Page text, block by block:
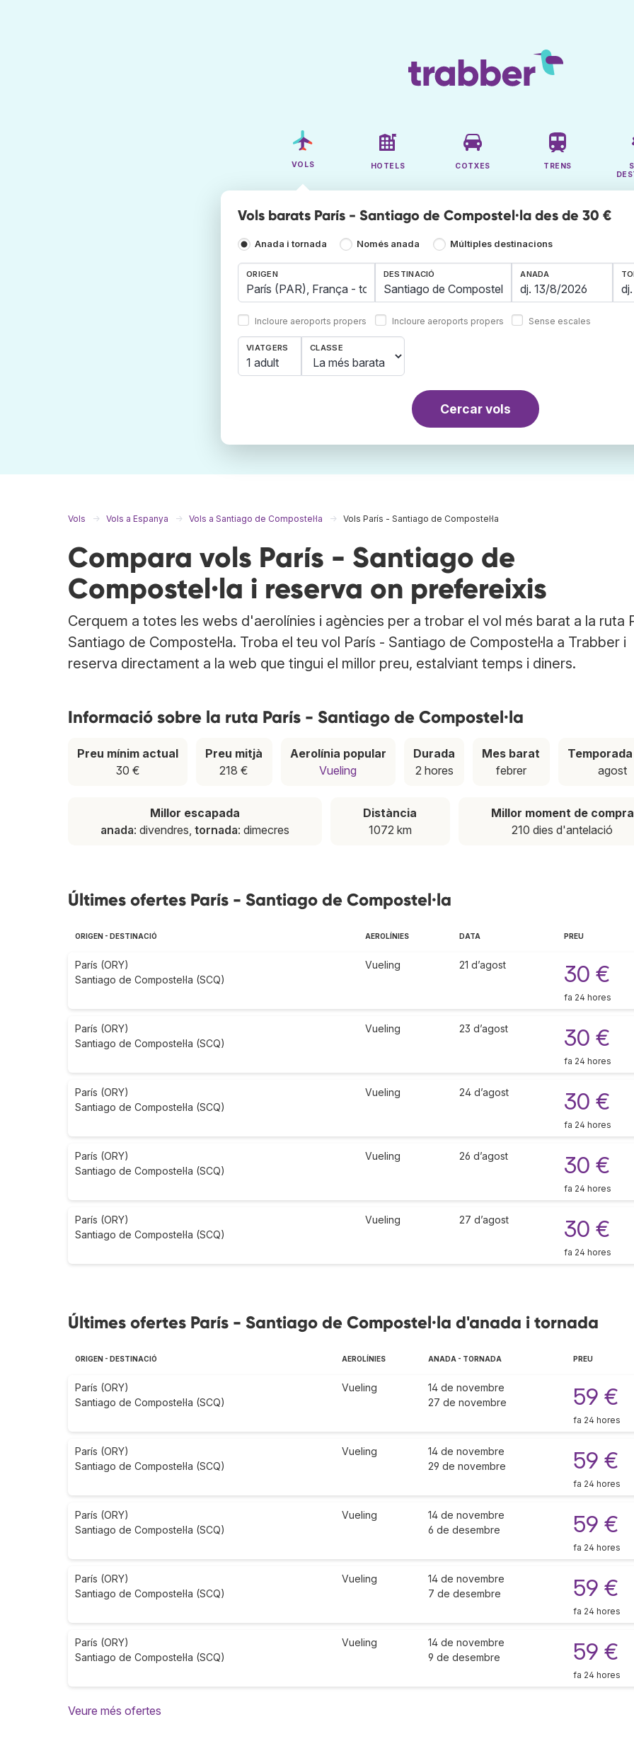
VOLS HOTELS COTXES TRENS
Vols barats París - Santiago de Compostel·la des de 30 €
Anada i tornada Només anada Múltiples destinacions
ORIGEN
Incloure aeroports propers
DESTINACIÓ
Incloure aeroports propers
ANADA
Sense escales
VIATGERS
1 adult
CLASSE
Cercar vols
Vols Vols a Espanya Vols a Santiago de Compostel·la Vols París - Santiago de Compostel·la
Compara vols París - Santiago de
Compostel·la i reserva on prefereixis
Cerquem a totes les webs d'aerolínies i agències per a trobar el vol més barat a la ruta
Santiago de Compostel·la. Troba el teu vol París - Santiago de Compostel·la a Trabber i
reserva directament a la web que tingui el millor preu, estalviant temps i diners.
Informació sobre la ruta París - Santiago de Compostel·la
Preu mínim actual
30 €
Preu mitjà
218 €
Aerolínia popular
Vueling
Durada
2 hores
Mes barat
febrer
agost
Millor escapada
anada: divendres,tornada: dimecres
Distància
1072 km
Millor moment de compra
210 dies d'antelació
Últimes ofertes París - Santiago de Compostel·la
ORIGEN - DESTINACIÓ AEROLÍNIES DATA PREU
París (ORY)
Santiago de Compostel·la (SCQ)
Vueling 21 d’agost 30 €
fa 24 hores
París (ORY)
Santiago de Compostel·la (SCQ)
Vueling 23 d’agost 30 €
fa 24 hores
París (ORY)
Santiago de Compostel·la (SCQ)
Vueling 24 d’agost 30 €
fa 24 hores
París (ORY)
Santiago de Compostel·la (SCQ)
Vueling 26 d’agost 30 €
fa 24 hores
París (ORY)
Santiago de Compostel·la (SCQ)
Vueling 27 d’agost 30 €
fa 24 hores
Últimes ofertes París - Santiago de Compostel·la d'anada i tornada
ORIGEN - DESTINACIÓ AEROLÍNIES ANADA - TORNADA PREU
París (ORY)
Santiago de Compostel·la (SCQ)
Vueling
14 de novembre
27 de novembre
59 €
fa 24 hores
París (ORY)
Santiago de Compostel·la (SCQ)
Vueling
14 de novembre
29 de novembre
59 €
fa 24 hores
París (ORY)
Santiago de Compostel·la (SCQ)
Vueling
14 de novembre
6 de desembre
59 €
fa 24 hores
París (ORY)
Santiago de Compostel·la (SCQ)
Vueling
14 de novembre
7 de desembre
59 €
fa 24 hores
París (ORY)
Santiago de Compostel·la (SCQ)
Vueling
14 de novembre
9 de desembre
59 €
fa 24 hores
Veure més ofertes